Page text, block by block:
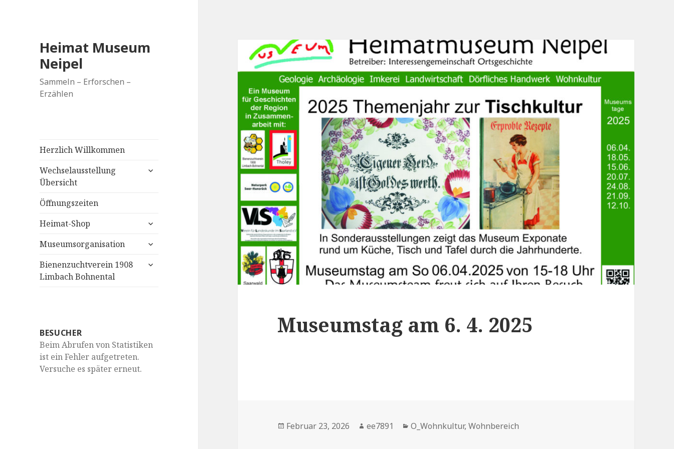
Heimat Museum
Neipel
Sammeln – Erforschen –
Erzählen
Herzlich Willkommen
Wechselausstellung
Übersicht
untermenü
Öffnungszeiten
Heimat-Shop
untermenü
Museumsorganisation
untermenü
Bienenzuchtverein 1908
Limbach Bohnental
untermenü
BESUCHER
Beim Abrufen von Statistiken
ist ein Fehler aufgetreten.
Versuche es später erneut.
Museumstag am 6. 4. 2025
Veröffentlicht
Februar 23, 2026 Autor
ee7891 Kategorien
O_Wohnkultur,Wohnbereich